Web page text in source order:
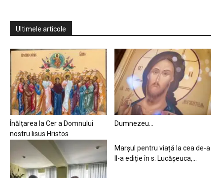
Ultimele articole
Înălțarea la Cer a Domnului
nostru Iisus Hristos
Dumnezeu…
Marșul pentru viață la cea de-a
II-a ediție în s. Lucășeuca,...